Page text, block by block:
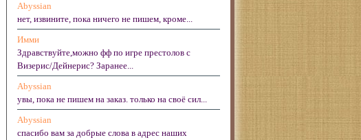
Abyssian
нет, извините, пока ничего не пишем, кроме...
Имми
Здравствуйте,можно фф по игре престолов с
Визерис/Дейнерис? Заранее...
Abyssian
увы, пока не пишем на заказ. только на своё сил...
Abyssian
спасибо вам за добрые слова в адрес наших